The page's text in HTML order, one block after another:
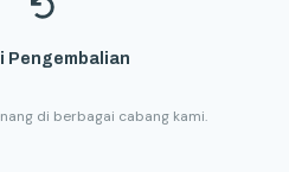
Pengembalian
di berbagai cabang kami.